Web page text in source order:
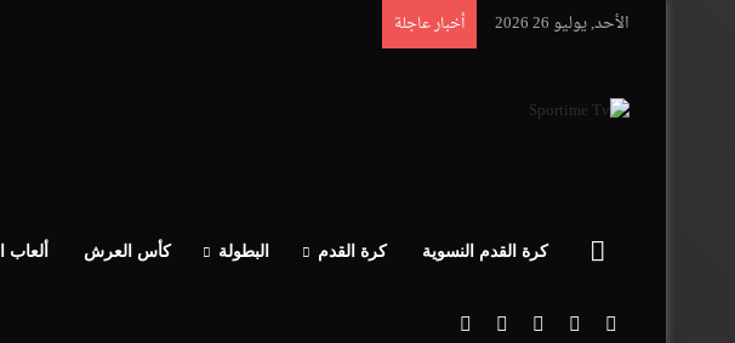
الأحد, يوليو 26 2026 أخبار عاجلة
الرئيسيةكرة القدم النسوية كرة القدم البطولة كأس العرش ألعاب
فيسبوك ‫YouTubeانستقرام